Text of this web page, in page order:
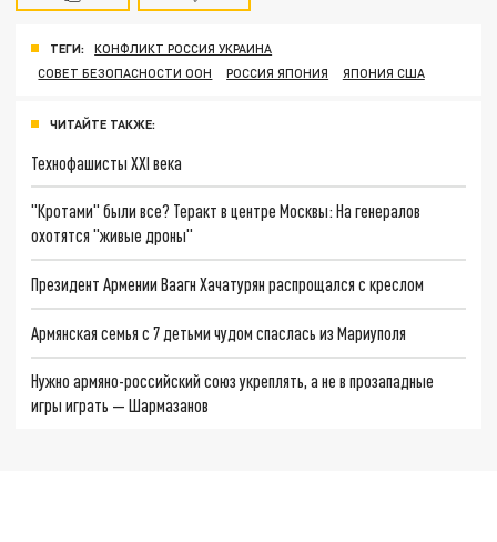
ТЕГИ:
КОНФЛИКТ РОССИЯ УКРАИНА
СОВЕТ БЕЗОПАСНОСТИ ООН
РОССИЯ ЯПОНИЯ ЯПОНИЯ США
ЧИТАЙТЕ ТАКЖЕ:
Технофашисты XXI века
"Кротами" были все? Теракт в центре Москвы: На генералов
охотятся "живые дроны"
Президент Армении Ваагн Хачатурян распрощался с креслом
Армянская семья с 7 детьми чудом спаслась из Мариуполя
Нужно армяно-российский союз укреплять, а не в прозападные
игры играть — Шармазанов